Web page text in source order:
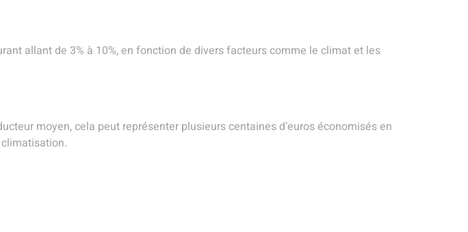
allant de 3% à 10%, en fonction de divers facteurs comme le climat et les
moyen, cela peut représenter plusieurs centaines d’euros économisés en